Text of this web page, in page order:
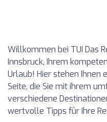
Willkommen bei TUI Das
Innsbruck, Ihrem
Urlaub! Hier stehen Ihnen
Seite, die Sie mit ihrem
verschiedene
wertvolle Tipps für Ihre